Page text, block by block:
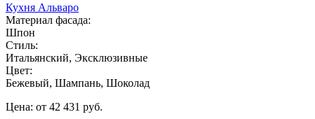
Кухня Альваро
Материал фасада:
Шпон
Стиль:
Итальянский, Эксклюзивные
Цвет:
Бежевый, Шампань, Шоколад
Цена: от 42 431 руб.